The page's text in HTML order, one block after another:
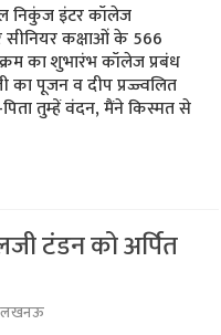
निकुंज इंटर कॉलेज
सीनियर कक्षाओं के 566
का शुभारंभ कॉलेज प्रबंध
पूजन व दीप प्रज्ज्वलित
तुम्हें वंदन, मैंने किस्मत से
टंडन को अर्पित
लखनऊ